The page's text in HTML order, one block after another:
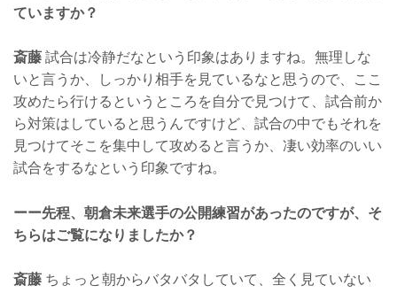
ていますか？
斎藤 試合は冷静だなという印象はありますね。無理しな
いと言うか、しっかり相手を見ているなと思うので、ここ
攻めたら行けるというところを自分で見つけて、試合前か
ら対策はしていると思うんですけど、試合の中でもそれを
見つけてそこを集中して攻めると言うか、凄い効率のいい
試合をするなという印象ですね。
ーー先程、朝倉未来選手の公開練習があったのですが、そ
ちらはご覧になりましたか？
斎藤 ちょっと朝からバタバタしていて、全く見ていない